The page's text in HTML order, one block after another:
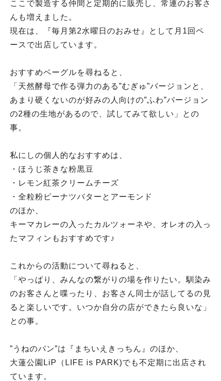
ここで製造する仲間と定期的に販売し、常連のお客さ
んも増えました。
現在は、『毎月第2水曜日のおみせ』として月1回ペ
ースで出店しています。
おすすめベーグルを尋ねると、
「天然酵母で作る弾力のある”むぎゅ”バージョンと、
あまり硬くないのが好みの人向けの”ふわ”バージョン
の2種の生地があるので、試してみて欲しい」との
事。
私にしの個人的なおすすめは、
・ほうじ茶きな粉黒豆
・レモン紅茶クリームチーズ
・全粒粉ピーナツバターとアーモンド
のほか、
キーマカレーの入ったカルツォーネや、オレオの入っ
たマフィンもおすすめです♪
これからの活動について尋ねると、
「やっぱり、みんなの繋がりの場を作りたい。馴染み
のお客さんと喋ったり、お客さん同士が話してるの見
ると楽しいです。いつか自分の店ができたら良いな」
との事。
”うねのパン”は『まちいえきっちん』のほか、
大蓮公園LiP（LIFE is PARK)でも不定期に出店され
ています。